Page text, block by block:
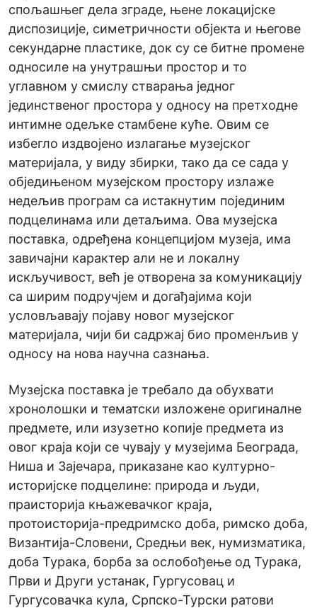
спољашњег дела зграде, њене локацијске
диспозиције, симетричности објекта и његове
секундарне пластике, док су се битне промене
односиле на унутрашњи простор и то
углавном у смислу стварања једног
јединственог простора у односу на претходне
интимне одељке стамбене куће. Овим се
избегло издвојено излагање музејског
материјала, у виду збирки, тако да се сада у
обједињеном музејском простору излаже
недељив програм са истакнутим појединим
подцелинама или детаљима. Ова музејска
поставка, одређена концепцијом музеја, има
завичајни карактер али не и локалну
искључивост, већ је отворена за комуникацију
са ширим подручјем и догађајима који
условљавају појаву новог музејског
материјала, чији би садржај био променљив у
односу на нова научна сазнања.
Музејска поставка је требало да обухвати
хронолошки и тематски изложене оригиналне
предмете, или изузетно копије предмета из
овог краја који се чувају у музејима Београда,
Ниша и Зајечара, приказане као културно-
историјске подцелине: природа и људи,
праисторија књажевачког краја,
протоисторија-предримско доба, римско доба,
Византија-Словени, Средњи век, нумизматика,
доба Турака, борба за ослобођење од Турака,
Први и Други устанак, Гургусовац и
Гургусовачка кула, Српско-Турски ратови